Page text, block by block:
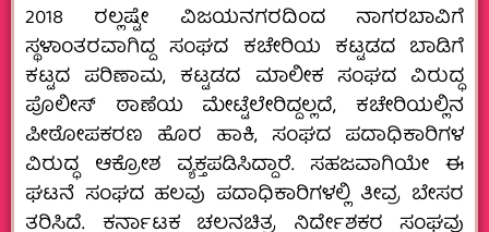
2018 ರಲ್ಲಷ್ಟೇ ವಿಜಯನಗರದಿಂದ ನಾಗರಬಾವಿಗೆ
ಸ್ಥಳಾಂತರವಾಗಿದ್ದ ಸಂಘದ ಕಚೇರಿಯ ಕಟ್ಟಡದ ಬಾಡಿಗೆ
ಕಟ್ಟದ ಪರಿಣಾಮ, ಕಟ್ಟಡದ ಮಾಲೀಕ ಸಂಘದ ವಿರುದ್ಧ
ಪೊಲೀಸ್ ಠಾಣೆಯ ಮೇಟ್ಟೆಲೇರಿದ್ದಲ್ಲದೆ, ಕಚೇರಿಯಲ್ಲಿನ‌
ಪೀಠೋಪಕರಣ ಹೊರ ಹಾಕಿ, ಸಂಘದ ಪದಾಧಿಕಾರಿಗಳ
ವಿರುದ್ಧ ಆಕ್ರೋಶ ವ್ಯಕ್ತಪಡಿಸಿದ್ದಾರೆ. ಸಹಜವಾಗಿಯೇ ಈ
ಘಟನೆ ಸಂಘದ ಹಲವು ಪದಾಧಿಕಾರಿಗಳಲ್ಲಿ ತೀವ್ರ ಬೇಸರ
ತರಿಸಿದೆ. ಕರ್ನಾಟಕ ಚಲನಚಿತ್ರ ನಿರ್ದೇಶಕರ ಸಂಘವು